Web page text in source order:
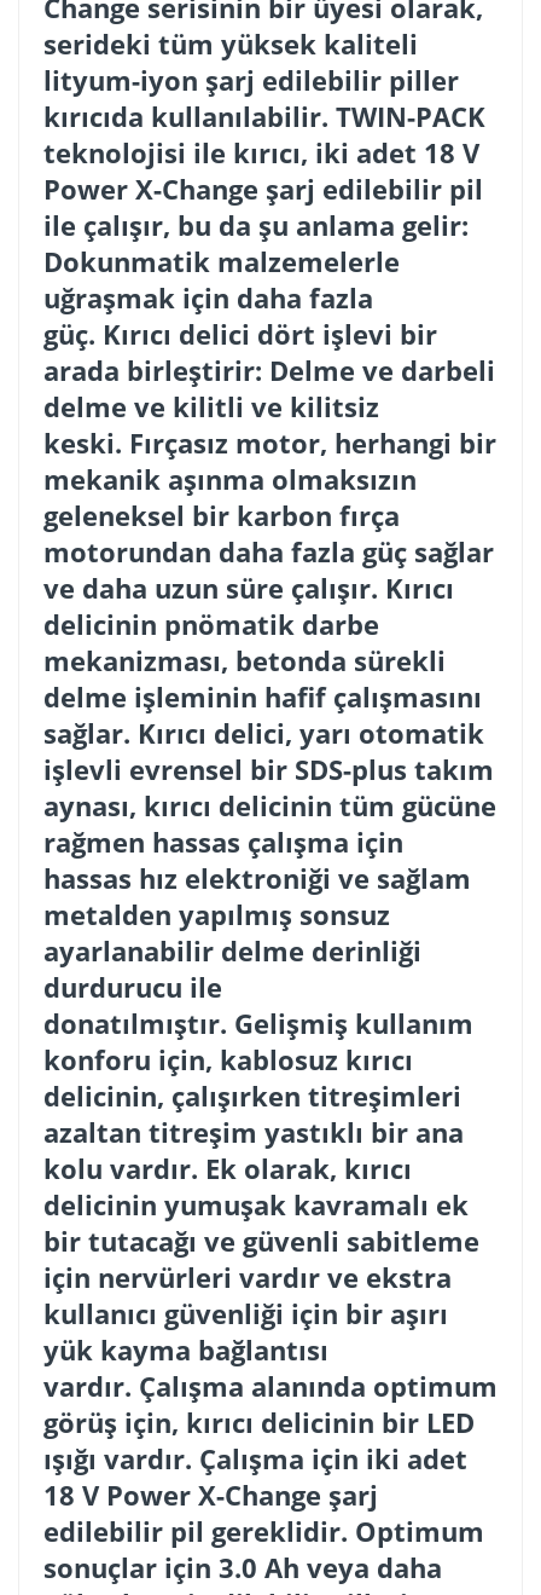
Change serisinin bir üyesi olarak,
serideki tüm yüksek kaliteli
lityum-iyon şarj edilebilir piller
kırıcıda kullanılabilir. TWIN-PACK
teknolojisi ile kırıcı, iki adet 18 V
Power X-Change şarj edilebilir pil
ile çalışır, bu da şu anlama gelir:
Dokunmatik malzemelerle
uğraşmak için daha fazla
güç. Kırıcı delici dört işlevi bir
arada birleştirir: Delme ve darbeli
delme ve kilitli ve kilitsiz
keski. Fırçasız motor, herhangi bir
mekanik aşınma olmaksızın
geleneksel bir karbon fırça
motorundan daha fazla güç sağlar
ve daha uzun süre çalışır. Kırıcı
delicinin pnömatik darbe
mekanizması, betonda sürekli
delme işleminin hafif çalışmasını
sağlar. Kırıcı delici, yarı otomatik
işlevli evrensel bir SDS-plus takım
aynası, kırıcı delicinin tüm gücüne
rağmen hassas çalışma için
hassas hız elektroniği ve sağlam
metalden yapılmış sonsuz
ayarlanabilir delme derinliği
durdurucu ile
donatılmıştır. Gelişmiş kullanım
konforu için, kablosuz kırıcı
delicinin, çalışırken titreşimleri
azaltan titreşim yastıklı bir ana
kolu vardır. Ek olarak, kırıcı
delicinin yumuşak kavramalı ek
bir tutacağı ve güvenli sabitleme
için nervürleri vardır ve ekstra
kullanıcı güvenliği için bir aşırı
yük kayma bağlantısı
vardır. Çalışma alanında optimum
görüş için, kırıcı delicinin bir LED
ışığı vardır. Çalışma için iki adet
18 V Power X-Change şarj
edilebilir pil gereklidir. Optimum
sonuçlar için 3.0 Ah veya daha